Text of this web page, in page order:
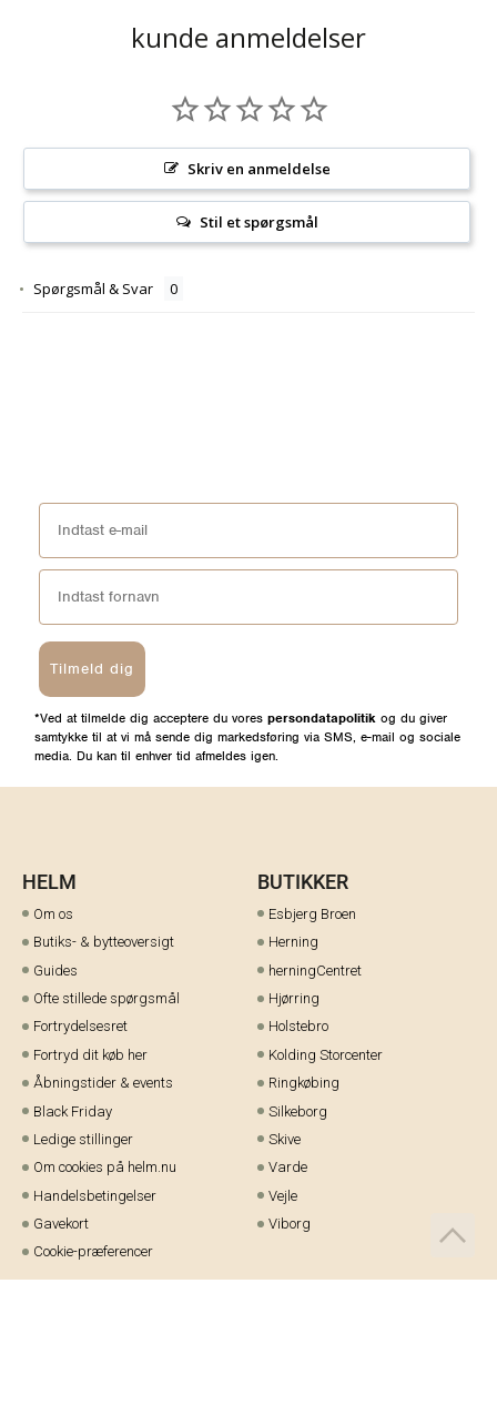
kunde anmeldelser
Skriv en anmeldelse
Stil et spørgsmål
Spørgsmål & Svar
Tilmeld dig
*Ved at tilmelde dig acceptere du vores persondatapolitik og du giver
samtykke til at vi må sende dig markedsføring via SMS, e-mail og sociale
media. Du kan til enhver tid afmeldes igen.
HELM
Om os
Butiks- & bytteoversigt
Guides
Ofte stillede spørgsmål
Fortrydelsesret
Fortryd dit køb her
Åbningstider & events
Black Friday
Ledige stillinger
Om cookies på helm.nu
Handelsbetingelser
Gavekort
Cookie-præferencer
BUTIKKER
Esbjerg Broen
Herning
herningCentret
Hjørring
Holstebro
Kolding Storcenter
Ringkøbing
Silkeborg
Skive
Varde
Vejle
Viborg